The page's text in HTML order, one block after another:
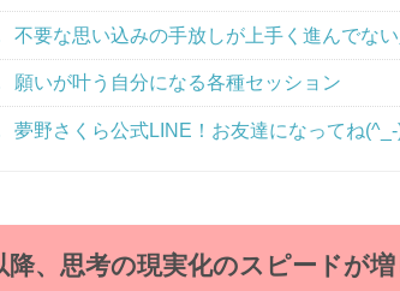
不要な思い込みの手放しが上手く進んでない
願いが叶う自分になる各種セッション
夢野さくら公式LINE！お友達になってね
降、思考の現実化のスピードが増